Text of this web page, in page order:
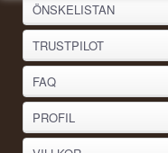
ÖNSKELISTAN
TRUSTPILOT
FAQ
PROFIL